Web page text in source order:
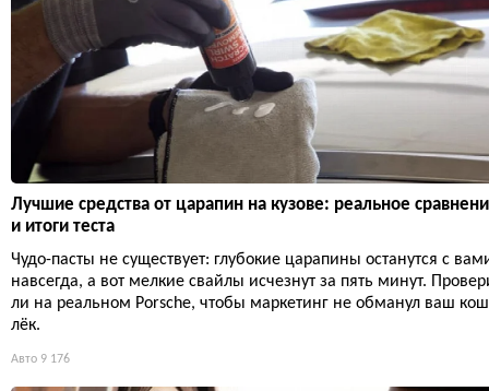
Лучшие средства от царапин на кузове: реальное
и итоги теста
Чудо-пасты не существует: глубокие царапины останутся с
навсегда, а вот мелкие свайлы исчезнут за пять минут.
ли на реальном Porsche, чтобы маркетинг не обманул ваш
лёк.
Авто 9 176